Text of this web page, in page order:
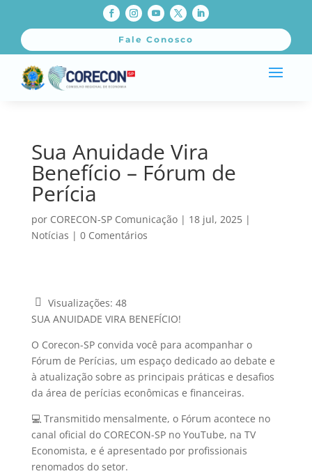
Fale Conosco
Sua Anuidade Vira
Benefício – Fórum de
Perícia
por CORECON-SP Comunicação| 18 jul, 2025|
Notícias | 0 Comentários
Visualizações: 48
SUA ANUIDADE VIRA BENEFÍCIO!
O Corecon-SP convida você para acompanhar o
Fórum de Perícias, um espaço dedicado ao debate e
à atualização sobre as principais práticas e desafios
da área de perícias econômicas e financeiras.
💻 Transmitido mensalmente, o Fórum acontece no
canal oficial do CORECON-SP no YouTube, na TV
Economista, e é apresentado por profissionais
renomados do setor.